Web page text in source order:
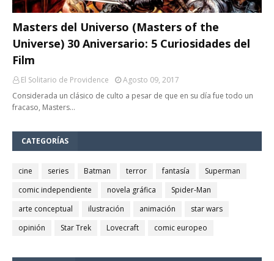
Masters del Universo (Masters of the
Universe) 30 Aniversario: 5 Curiosidades del
Film
El Solitario de Providence
Agosto 09, 2017
Considerada un clásico de culto a pesar de que en su día fue todo un
fracaso, Masters…
CATEGORÍAS
cine series Batman terror fantasía
Superman
comic independiente
novela gráfica
Spider-Man
arte conceptual
ilustración animación
star wars
opinión
Star Trek Lovecraft comic europeo